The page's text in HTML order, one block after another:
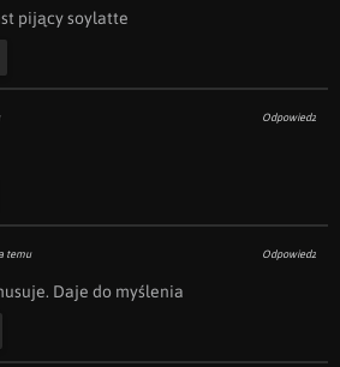
pijący soylatte
Odpowiedz
temu Odpowiedz
Daje do myślenia